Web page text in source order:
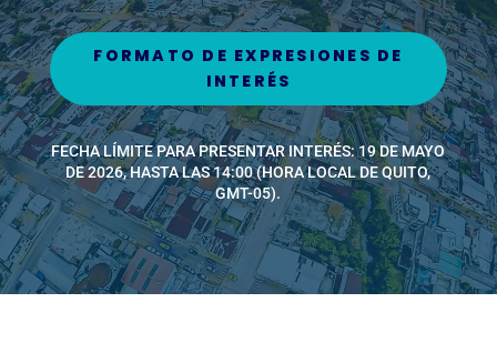
FORMATO DE EXPRESIONES DE
INTERÉS
FECHA LÍMITE PARA PRESENTAR INTERÉS: 19 DE MAYO
DE 2026, HASTA LAS 14:00 (HORA LOCAL DE QUITO,
GMT-05).